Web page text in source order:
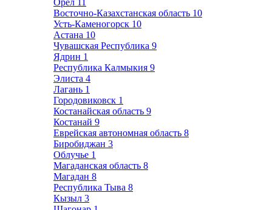
Орел 11
Восточно-Казахстанская область 10
Усть-Каменогорск 10
Астана 10
Чувашская Республика 9
Ядрин 1
Республика Калмыкия 9
Элиста 4
Лагань 1
Городовиковск 1
Костанайская область 9
Костанай 9
Еврейская автономная область 8
Биробиджан 3
Облучье 1
Магаданская область 8
Магадан 8
Республика Тыва 8
Кызыл 3